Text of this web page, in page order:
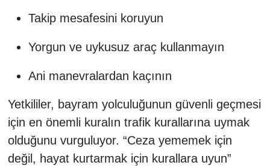
Takip mesafesini koruyun
Yorgun ve uykusuz araç kullanmayın
Ani manevralardan kaçının
Yetkililer, bayram yolculuğunun güvenli geçmesi
için en önemli kuralın trafik kurallarına uymak
olduğunu vurguluyor. “Ceza yememek için
değil, hayat kurtarmak için kurallara uyun”